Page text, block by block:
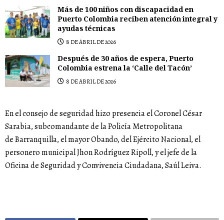
Más de 100 niños con discapacidad en
Puerto Colombia reciben atención integral y
ayudas técnicas
8 DE ABRIL DE 2026
Después de 30 años de espera, Puerto
Colombia estrena la ‘Calle del Tacón’
8 DE ABRIL DE 2026
En el consejo de seguridad hizo presencia el Coronel César
Sarabia, subcomandante de la Policía Metropolitana
de Barranquilla, el mayor Obando, del Ejército Nacional, el
personero municipal Jhon Rodríguez Ripoll, y el jefe de la
Oficina de Seguridad y Convivencia Ciudadana, Saúl Leiva.